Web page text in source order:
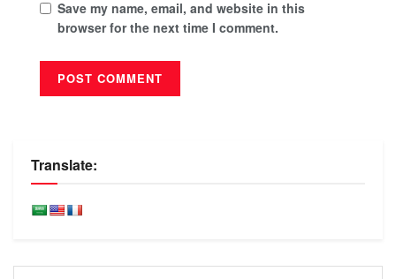
Save my name, email, and website in this
browser for the next time I comment.
Translate: